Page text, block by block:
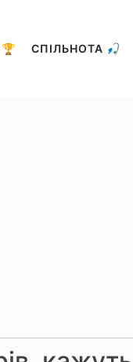
СПІЛЬНОТА 🎣